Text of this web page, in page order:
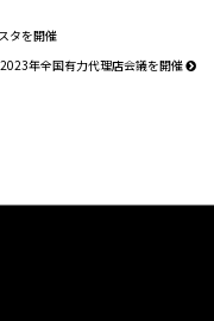
タを開催
年全国有力代理店会議を開催